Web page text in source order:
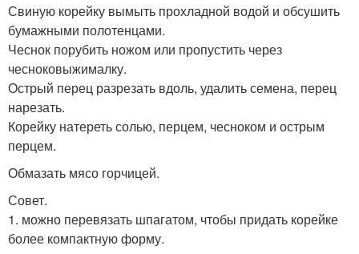
Свиную корейку вымыть прохладной водой и обсушить
бумажными полотенцами.
Чеснок порубить ножом или пропустить через
чесноковыжималку.
Острый перец разрезать вдоль, удалить семена, перец
нарезать.
Корейку натереть солью, перцем, чесноком и острым
перцем.
Обмазать мясо горчицей.
Совет.
1. можно перевязать шпагатом, чтобы придать корейке
более компактную форму.